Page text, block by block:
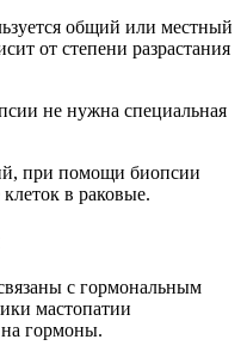
общий или местный
от степени разрастания
не нужна специальная
при помощи биопсии
в раковые.
с гормональным
мастопатии
на гормоны.